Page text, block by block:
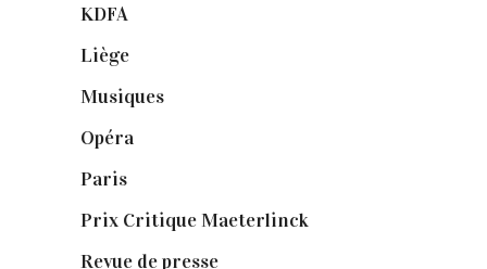
KDFA
Liège
Musiques
Opéra
Paris
Prix Critique Maeterlinck
Revue de presse